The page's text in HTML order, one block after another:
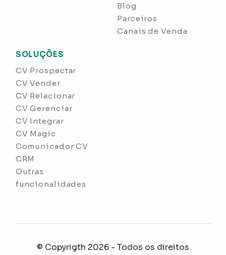
Blog
Parceiros
Canais de Venda
SOLUÇÕES
CV Prospectar
CV Vender
CV Relacionar
CV Gerenciar
CV Integrar
CV Magic
Comunicador CV
CRM
Outras
funcionalidades
© Copyrigth 2026 - Todos os direitos